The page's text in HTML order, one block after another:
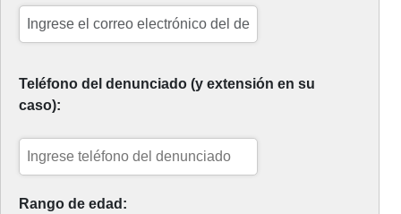
Teléfono del denunciado (y extensión en su
caso):
Rango de edad: